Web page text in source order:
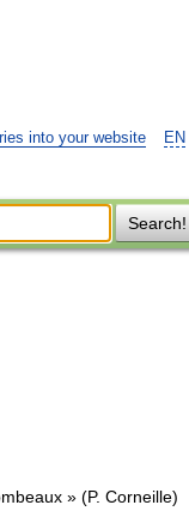
EN
into your website
Search!
» (P. Corneille)